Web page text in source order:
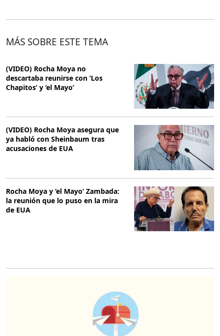
MÁS SOBRE ESTE TEMA
(VIDEO) Rocha Moya no
descartaba reunirse con ‘Los
Chapitos’ y ‘el Mayo’
(VIDEO) Rocha Moya asegura que
ya habló con Sheinbaum tras
acusaciones de EUA
Rocha Moya y ‘el Mayo’ Zambada:
la reunión que lo puso en la mira
de EUA